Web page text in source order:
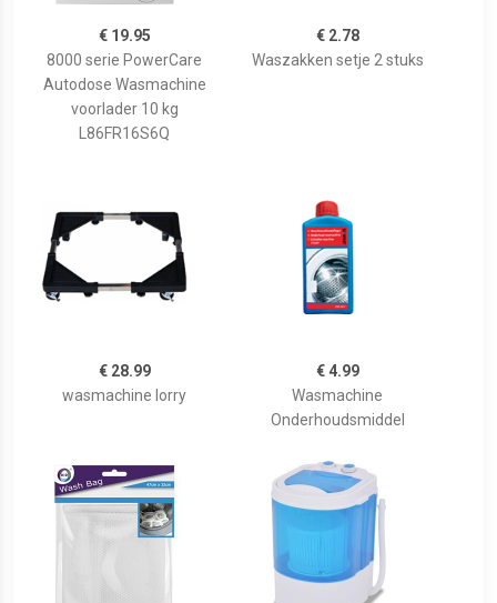
€ 19.95
8000 serie PowerCare
Autodose Wasmachine
voorlader 10 kg
L86FR16S6Q
€ 2.78
Waszakken setje 2 stuks
€ 28.99
wasmachine lorry
€ 4.99
Wasmachine
Onderhoudsmiddel